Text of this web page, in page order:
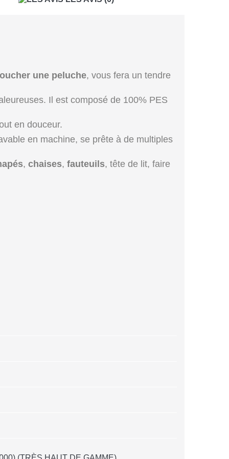
une peluche, vous fera un tendre
Il est composé de 100% PES
en douceur.
en machine, se prête à de multiples
, chaises, fauteuils, tête de lit, faire